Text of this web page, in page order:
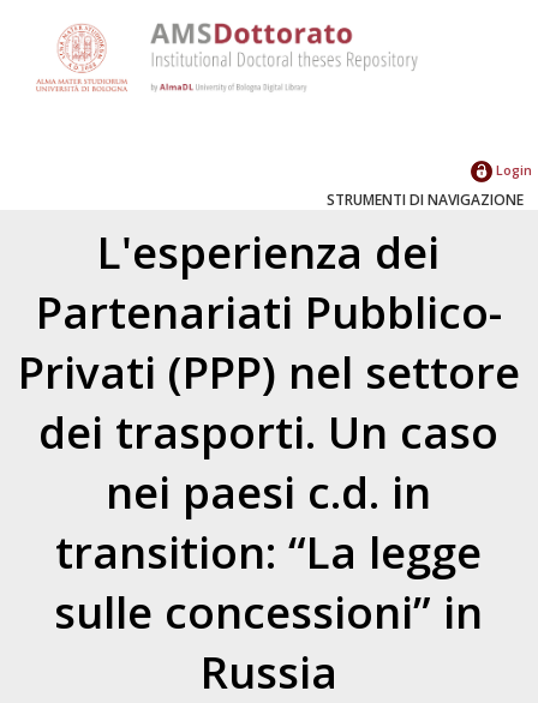
Login
STRUMENTI DI NAVIGAZIONE
L'esperienza dei
Partenariati Pubblico-
Privati (PPP) nel settore
dei trasporti. Un caso
nei paesi c.d. in
transition: “La legge
sulle concessioni” in
Russia